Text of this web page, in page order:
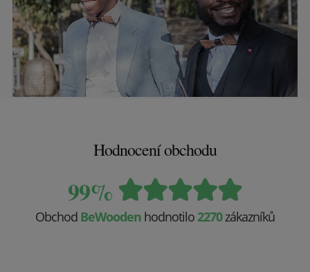
Hodnocení obchodu
99%
Obchod BeWooden hodnotilo 2270zákazníků